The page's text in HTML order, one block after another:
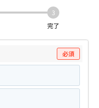
3
完了
必須